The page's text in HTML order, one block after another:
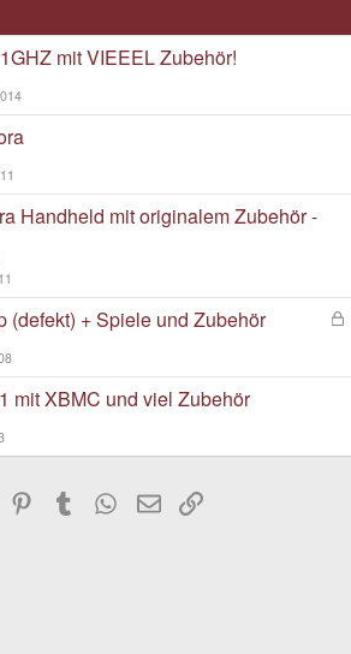
mit VIEEEL Zubehör!
Handheld mit originalem Zubehör -
L
k
(defekt) + Spiele und Zubehör
mit XBMC und viel Zubehör
PinterestTumblr WhatsApp
EmailLink